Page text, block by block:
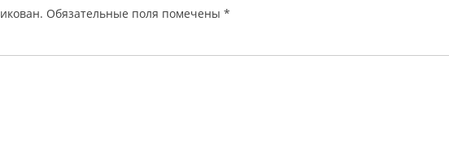
Обязательные поля помечены *